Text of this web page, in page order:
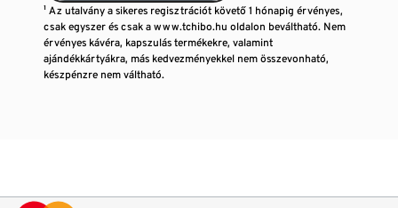
¹ Az utalvány a sikeres regisztrációt követő 1 hónapig érvényes,
csak egyszer és csak a www.tchibo.hu oldalon beváltható. Nem
érvényes kávéra, kapszulás termékekre, valamint
ajándékkártyákra, más kedvezményekkel nem összevonható,
készpénzre nem váltható.